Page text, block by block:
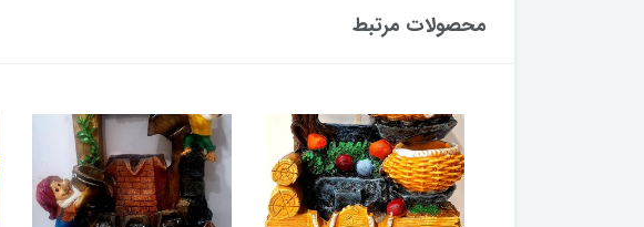
محصولات مرتبط